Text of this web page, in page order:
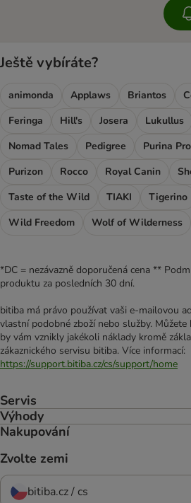
Ještě vybíráte?
animonda Applaws Briantos
Feringa
Hill's Josera Lukullus
Nomad Tales
Pedigree Purina
Purizon
Rocco Royal Canin
Taste of the Wild
TIAKI Tigerino
Wild Freedom
Wolf of Wilderness
*DC = nezávazně doporučená cena **
produktu za posledních 30 dní.
bitiba má právo používat vaši e-mailovou
vlastní podobné zboží nebo služby.
by vám vznikly jakékoli náklady kromě
zákaznického servisu bitiba. Více informací:
https://support.bitiba.cz/cs/support/home
Servis
Výhody
Nakupování
Zvolte zemi
bitiba.cz / cs